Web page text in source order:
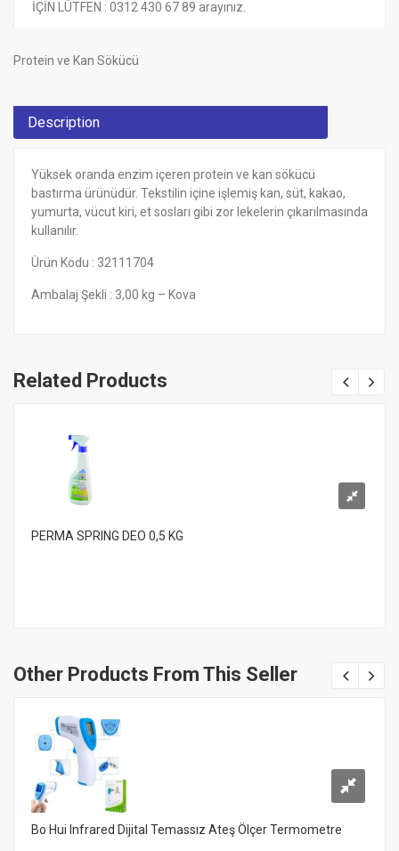
İÇİN LÜTFEN : 0312 430 67 89 arayınız.
Protein ve Kan Sökücü
Description
Yüksek oranda enzim içeren protein ve kan sökücü
bastırma ürünüdür. Tekstilin içine işlemiş kan, süt, kakao,
yumurta, vücut kiri, et sosları gibi zor lekelerin çıkarılmasında
kullanılır.
Ürün Kodu : 32111704
Ambalaj Şekli : 3,00 kg – Kova
Related Products
PERMA SPRING DEO 0,5 KG
Other Products From This Seller
Bo Hui Infrared Dijital Temassız Ateş Ölçer Termometre